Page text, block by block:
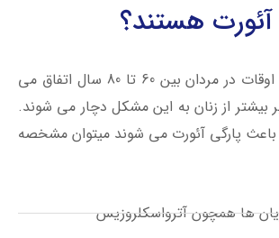
هستند؟
پارگی آئورت اغلب اوقات در مردان بین 60 تا 80 سال اتفاق می
بیشتر از زنان به این مشکل دچار می شوند.
باعث پارگی آئورت می شوند میتوان مشخصه
ها همچون آترواسکلروزیس